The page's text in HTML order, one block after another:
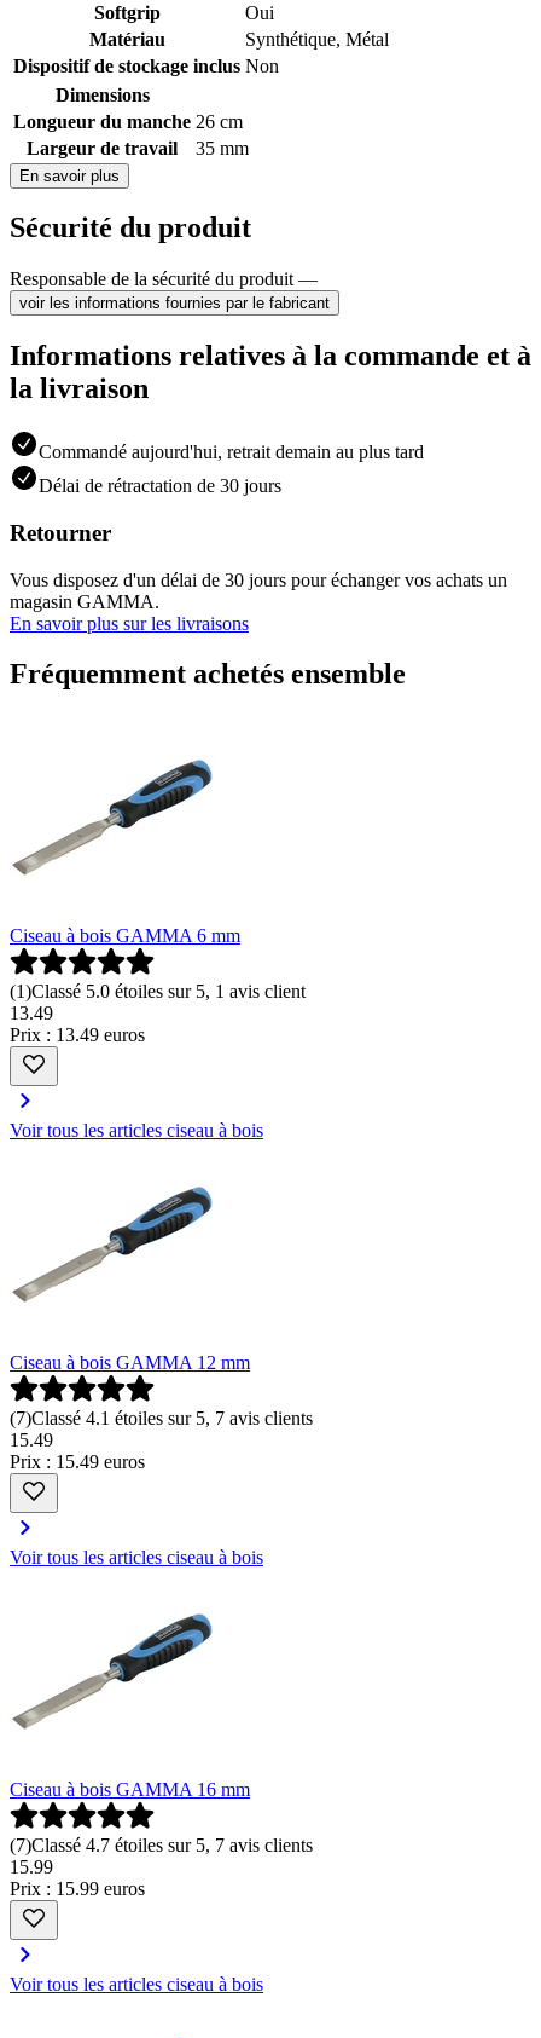
Softgrip
Oui
Matériau
Synthétique, Métal
Dispositif de stockage inclus Non
Dimensions
Longueur du manche 26 cm
Largeur de travail
35 mm
En savoir plus
Sécurité du produit
Responsable de la sécurité du produit —
voir les informations fournies par le fabricant
Informations relatives à la commande et à
la livraison
Commandé aujourd'hui, retrait demain au plus tard
Délai de rétractation de 30 jours
Retourner
Vous disposez d'un délai de 30 jours pour échanger vos achats un
magasin GAMMA.
En savoir plus sur les livraisons
Fréquemment achetés ensemble
Ciseau à bois GAMMA 6 mm
(1)Classé 5.0 étoiles sur 5, 1 avis client
13.49
Prix : 13.49 euros
Voir tous les articles ciseau à bois
Ciseau à bois GAMMA 12 mm
(7)Classé 4.1 étoiles sur 5, 7 avis clients
15.49
Prix : 15.49 euros
Voir tous les articles ciseau à bois
Ciseau à bois GAMMA 16 mm
(7)Classé 4.7 étoiles sur 5, 7 avis clients
15.99
Prix : 15.99 euros
Voir tous les articles ciseau à bois